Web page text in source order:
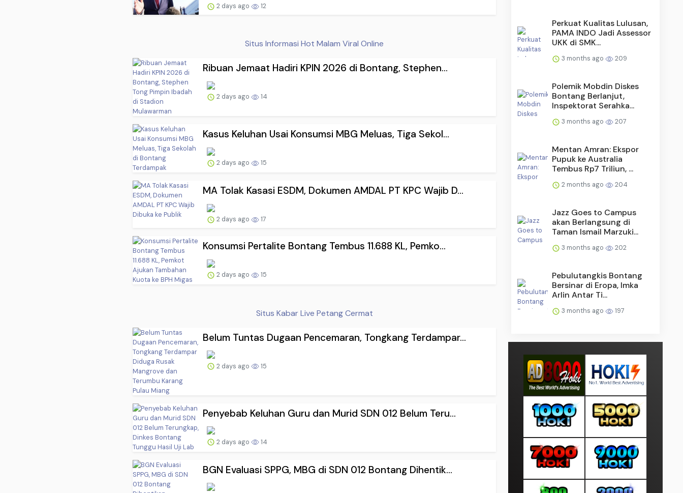
2 days ago 12
Situs Informasi Hot Malam Viral Online
Ribuan Jemaat Hadiri KPIN 2026 di Bontang, Stephen...
2 days ago 14
Kasus Keluhan Usai Konsumsi MBG Meluas, Tiga Sekol...
2 days ago 15
MA Tolak Kasasi ESDM, Dokumen AMDAL PT KPC Wajib D...
2 days ago 17
Konsumsi Pertalite Bontang Tembus 11.688 KL, Pemko...
2 days ago 15
Situs Kabar Live Petang Cermat
Belum Tuntas Dugaan Pencemaran, Tongkang Terdampar...
2 days ago 15
Penyebab Keluhan Guru dan Murid SDN 012 Belum Teru...
2 days ago 14
BGN Evaluasi SPPG, MBG di SDN 012 Bontang Dihentik...
Perkuat Kualitas Lulusan,
PAMA INDO Jadi Assessor
UKK di SMK...
3 months ago 209
Polemik Mobdin Diskes
Bontang Berlanjut,
Inspektorat Serahka...
3 months ago 207
Mentan Amran: Ekspor
Pupuk ke Australia
Tembus Rp7 Triliun, ...
2 months ago 204
Jazz Goes to Campus
akan Berlangsung di
Taman Ismail Marzuki...
3 months ago 202
Pebulutangkis Bontang
Bersinar di Eropa, Imka
Arlin Antar Ti...
3 months ago 197